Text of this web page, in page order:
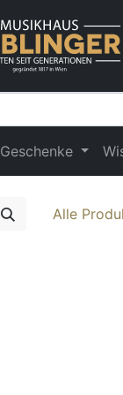
Geschenke
Alle